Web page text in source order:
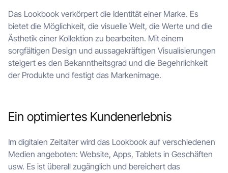
Das Lookbook verkörpert die Identität einer Marke. Es
bietet die Möglichkeit, die visuelle Welt, die Werte und die
Ästhetik einer Kollektion zu bearbeiten. Mit einem
sorgfältigen Design und aussagekräftigen Visualisierungen
steigert es den Bekanntheitsgrad und die Begehrlichkeit
der Produkte und festigt das Markenimage.
Ein optimiertes Kundenerlebnis
Im digitalen Zeitalter wird das Lookbook auf verschiedenen
Medien angeboten: Website, Apps, Tablets in Geschäften
usw. Es ist überall zugänglich und bereichert das